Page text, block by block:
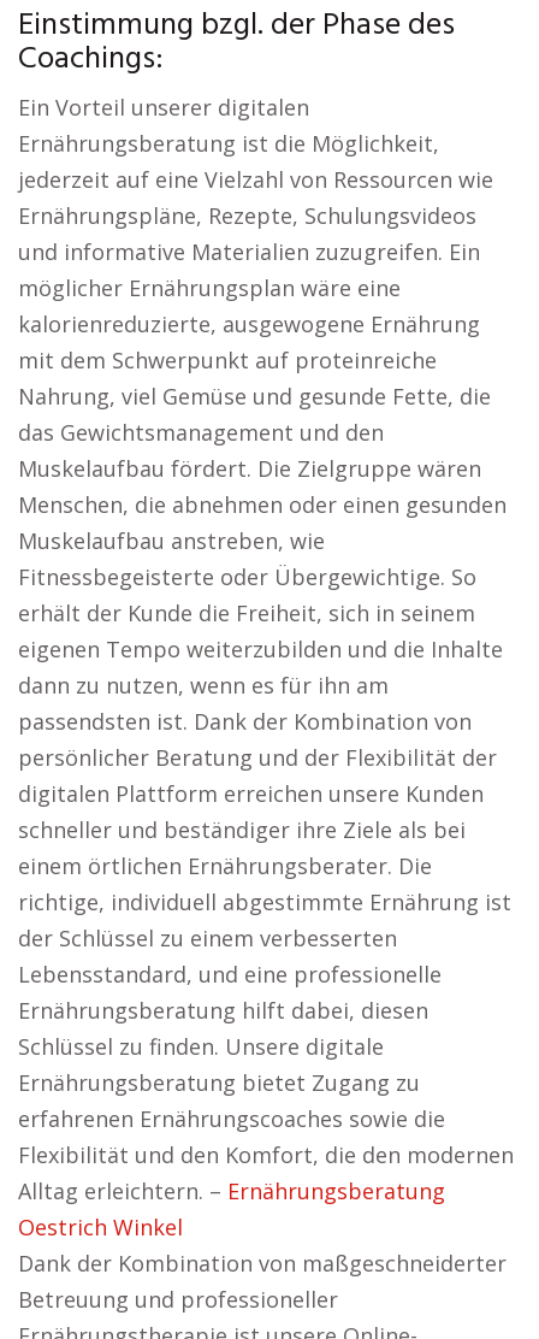
Einstimmung bzgl. der Phase des
Coachings:
Ein Vorteil unserer digitalen
Ernährungsberatung ist die Möglichkeit,
jederzeit auf eine Vielzahl von Ressourcen wie
Ernährungspläne, Rezepte, Schulungsvideos
und informative Materialien zuzugreifen. Ein
möglicher Ernährungsplan wäre eine
kalorienreduzierte, ausgewogene Ernährung
mit dem Schwerpunkt auf proteinreiche
Nahrung, viel Gemüse und gesunde Fette, die
das Gewichtsmanagement und den
Muskelaufbau fördert. Die Zielgruppe wären
Menschen, die abnehmen oder einen gesunden
Muskelaufbau anstreben, wie
Fitnessbegeisterte oder Übergewichtige. So
erhält der Kunde die Freiheit, sich in seinem
eigenen Tempo weiterzubilden und die Inhalte
dann zu nutzen, wenn es für ihn am
passendsten ist. Dank der Kombination von
persönlicher Beratung und der Flexibilität der
digitalen Plattform erreichen unsere Kunden
schneller und beständiger ihre Ziele als bei
einem örtlichen Ernährungsberater. Die
richtige, individuell abgestimmte Ernährung ist
der Schlüssel zu einem verbesserten
Lebensstandard, und eine professionelle
Ernährungsberatung hilft dabei, diesen
Schlüssel zu finden. Unsere digitale
Ernährungsberatung bietet Zugang zu
erfahrenen Ernährungscoaches sowie die
Flexibilität und den Komfort, die den modernen
Alltag erleichtern. – Ernährungsberatung
Oestrich Winkel
Dank der Kombination von maßgeschneiderter
Betreuung und professioneller